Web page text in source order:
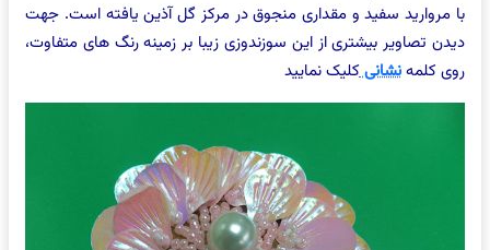
با مروارید سفید و مقداری منجوق در مرکز گل آذین یافته است. جهت
دیدن تصاویر بیشتری از این سوزندوزی زیبا بر زمینه رنگ های متفاوت،
روی کلمهنشانیکلیک نمایید